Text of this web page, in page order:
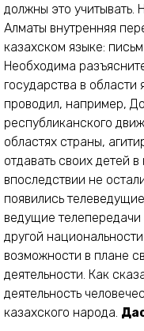
должны это учитывать.
Алматы внутренняя
казахском языке:
Необходима
государства в
проводил, например,
республиканского
областях страны,
отдавать своих детей
впоследствии не
появились
ведущие
другой
возможности в плане
деятельности. Как
деятельность
казахского народа.